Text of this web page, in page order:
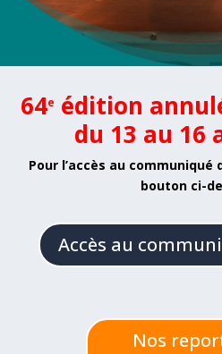
64e édition
du 13 au 16
Pour l’accès au communiqué
bouton ci-
Accès au
Nos